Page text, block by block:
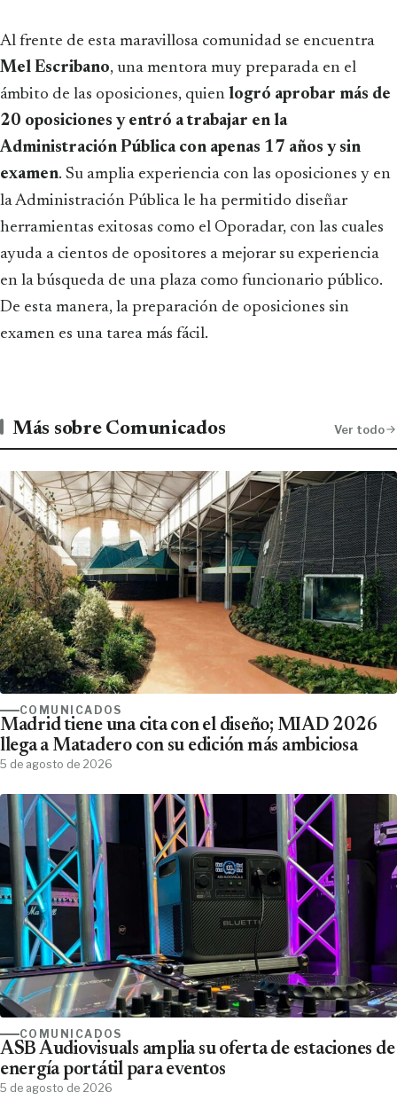
Al frente de esta maravillosa comunidad se encuentra
Mel Escribano, una mentora muy preparada en el
ámbito de las oposiciones, quien logró aprobar más de
20 oposiciones y entró a trabajar en la
Administración Pública con apenas 17 años y sin
examen. Su amplia experiencia con las oposiciones y en
la Administración Pública le ha permitido diseñar
herramientas exitosas como el Oporadar, con las cuales
ayuda a cientos de opositores a mejorar su experiencia
en la búsqueda de una plaza como funcionario público.
De esta manera, la preparación de oposiciones sin
examen es una tarea más fácil.
Más sobre Comunicados Ver todo
COMUNICADOS
Madrid tiene una cita con el diseño; MIAD 2026
llega a Matadero con su edición más ambiciosa
5 de agosto de 2026
COMUNICADOS
ASB Audiovisuals amplia su oferta de estaciones de
energía portátil para eventos
5 de agosto de 2026